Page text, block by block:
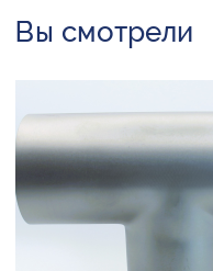
Вы смотрели